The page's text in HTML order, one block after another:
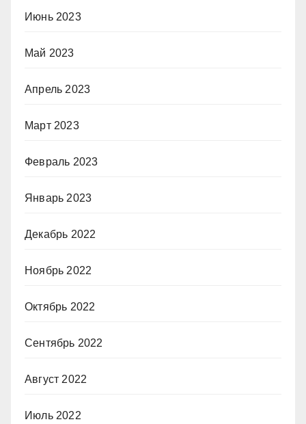
Июнь 2023
Май 2023
Апрель 2023
Март 2023
Февраль 2023
Январь 2023
Декабрь 2022
Ноябрь 2022
Октябрь 2022
Сентябрь 2022
Август 2022
Июль 2022